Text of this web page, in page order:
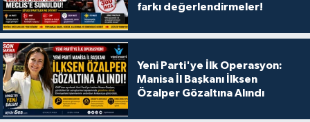
farkı değerlendirmeler!
Yeni Parti'ye İlk Operasyon:
Manisa İl Başkanı İlksen
Özalper Gözaltına Alındı